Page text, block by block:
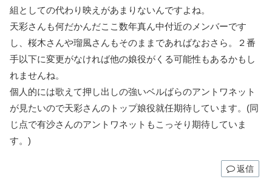
組としての代わり映えがあまりないんですよね。
天彩さんも何だかんだここ数年真ん中付近のメンバーです
し、桜木さんや瑠風さんもそのままであればなおさら。２番
手以下に変更がなければ他の娘役がくる可能性もあるかもし
れませんね。
個人的には歌えて押し出しの強いベルばらのアントワネット
が見たいので天彩さんのトップ娘役就任期待しています。(同
じ点で有沙さんのアントワネットもこっそり期待していま
す。)
返信